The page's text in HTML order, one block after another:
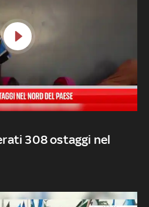
308 ostaggi nel